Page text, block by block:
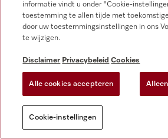
Coffee Care Set
Voor Miele vrijstaande koffiemachines
auto ontkalking
verstuurd
DETAILS
informatie vindt u onder "Cookie-
toestemming te allen tijde met
door uw toestemmingsinstellingen in ons
te wijzigen.
Disclaimer Privacybeleid Cookies
Alle cookies accepteren
Cookie-instellingen